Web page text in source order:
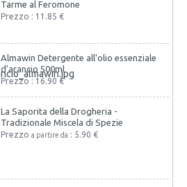
Tarme al Feromone
Prezzo : 11.85 €
Almawin Detergente all'olio essenziale
d'arancio 500ml
Prezzo : 16.90 €
La Saporita della Drogheria -
Tradizionale Miscela di Spezie
Prezzoa partire da : 5.90 €